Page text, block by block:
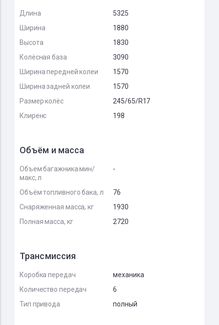
Длина
5325
Ширина
1880
Высота
1830
Колёсная база
3090
Ширина передней колеи
1570
Ширина задней колеи
1570
Размер колёс
245/65/R17
Клиренс
198
Объём и масса
Объем багажника мин/
макс, л
-
Объём топливного бака, л
76
Снаряженная масса, кг
1930
Полная масса, кг
2720
Трансмиссия
Коробка передач
механика
Количество передач
6
Тип привода
полный